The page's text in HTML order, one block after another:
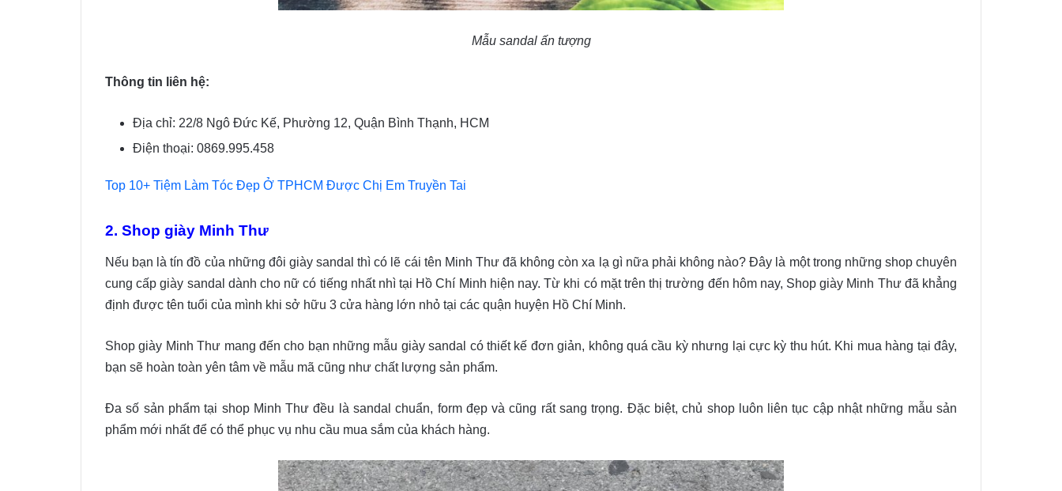
Mẫu sandal ấn tượng
Thông tin liên hệ:
Địa chỉ: 22/8 Ngô Đức Kế, Phường 12, Quận Bình Thạnh, HCM
Điện thoại: 0869.995.458
Top 10+ Tiệm Làm Tóc Đẹp Ở TPHCM Được Chị Em Truyền Tai
2. Shop giày Minh Thư
Nếu bạn là tín đồ của những đôi giày sandal thì có lẽ cái tên Minh Thư đã không còn xa lạ gì nữa phải không nào? Đây là một trong những shop chuyên
cung cấp giày sandal dành cho nữ có tiếng nhất nhì tại Hồ Chí Minh hiện nay. Từ khi có mặt trên thị trường đến hôm nay, Shop giày Minh Thư đã khẳng
định được tên tuổi của mình khi sở hữu 3 cửa hàng lớn nhỏ tại các quận huyện Hồ Chí Minh.
Shop giày Minh Thư mang đến cho bạn những mẫu giày sandal có thiết kế đơn giản, không quá cầu kỳ nhưng lại cực kỳ thu hút. Khi mua hàng tại đây,
bạn sẽ hoàn toàn yên tâm về mẫu mã cũng như chất lượng sản phẩm.
Đa số sản phẩm tại shop Minh Thư đều là sandal chuẩn, form đẹp và cũng rất sang trọng. Đặc biệt, chủ shop luôn liên tục cập nhật những mẫu sản
phẩm mới nhất để có thể phục vụ nhu cầu mua sắm của khách hàng.